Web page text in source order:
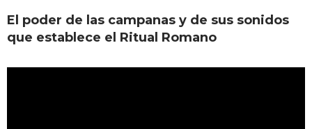
El poder de las campanas y de sus sonidos
que establece el Ritual Romano